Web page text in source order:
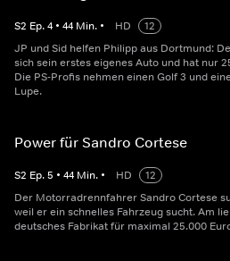
S2 Ep.4 • 44 Min. • HD
12
JP und Sid helfen Philipp aus Dortmund:
sich sein erstes eigenes Auto und hat nur
Die PS-Profis nehmen einen Golf 3 und
Lupe.
Power für Sandro Cortese
S2 Ep.5 • 44 Min. • HD
12
Der Motorradrennfahrer Sandro Cortese
weil er ein schnelles Fahrzeug sucht. Am
deutsches Fabrikat für maximal 25.000